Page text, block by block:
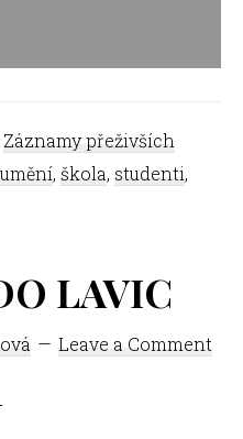
Záznamy přeživších
, škola, studenti,
LAVIC
Leave a Comment